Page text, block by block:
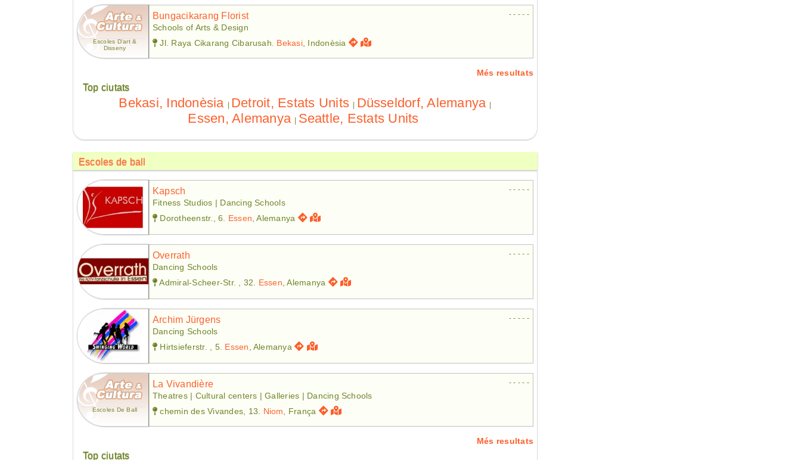
Escoles D'art &
Disseny
Bungacikarang Florist - - - - -
Schools of Arts & Design
Jl. Raya Cikarang Cibarusah. Bekasi, Indonèsia
Més resultats
Top ciutats
Bekasi, Indonèsia Detroit, Estats Units Düsseldorf, Alemanya
Essen, Alemanya Seattle, Estats Units
Escoles de ball
Kapsch - - - - -
Fitness Studios | Dancing Schools
Dorotheenstr., 6. Essen , Alemanya
Overrath - - - - -
Dancing Schools
Admiral-Scheer-Str. , 32. Essen , Alemanya
Archim Jürgens - - - - -
Dancing Schools
Hirtsieferstr. , 5. Essen , Alemanya
Escoles De Ball
La Vivandière - - - - -
Theatres | Cultural centers | Galleries | Dancing Schools
chemin des Vivandes, 13. Niom , França
Més resultats
Top ciutats